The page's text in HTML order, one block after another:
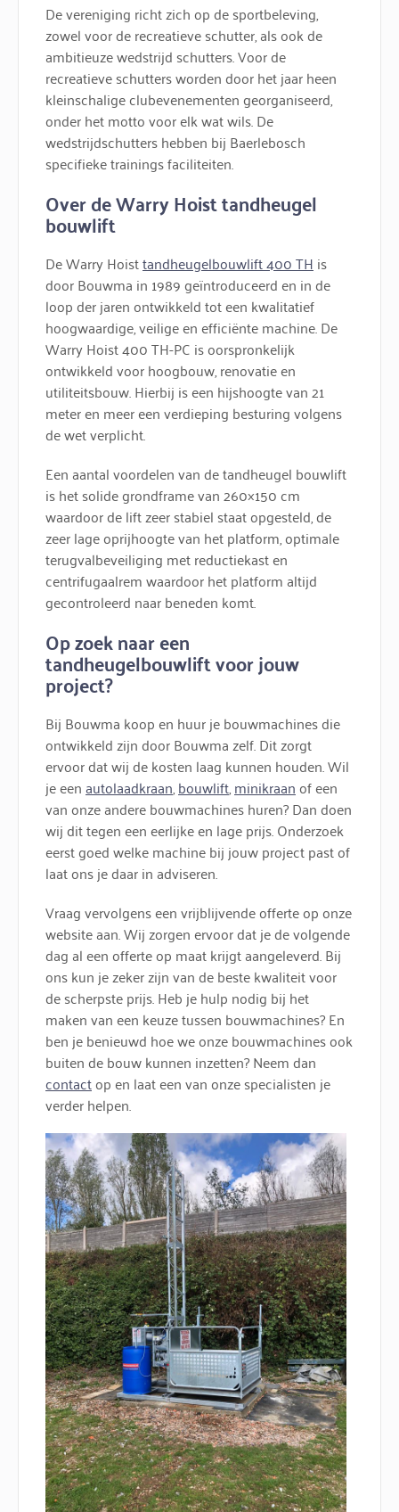
De vereniging richt zich op de sportbeleving,
zowel voor de recreatieve schutter, als ook de
ambitieuze wedstrijd schutters. Voor de
recreatieve schutters worden door het jaar heen
kleinschalige clubevenementen georganiseerd,
onder het motto voor elk wat wils. De
wedstrijdschutters hebben bij Baerlebosch
specifieke trainings faciliteiten.
Over de Warry Hoist tandheugel
bouwlift
De Warry Hoisttandheugelbouwlift 400 TH is
door Bouwma in 1989 geïntroduceerd en in de
loop der jaren ontwikkeld tot een kwalitatief
hoogwaardige, veilige en efficiënte machine. De
Warry Hoist 400 TH-PC is oorspronkelijk
ontwikkeld voor hoogbouw, renovatie en
utiliteitsbouw. Hierbij is een hijshoogte van 21
meter en meer een verdieping besturing volgens
de wet verplicht.
Een aantal voordelen van de tandheugel bouwlift
is het solide grondframe van 260×150 cm
waardoor de lift zeer stabiel staat opgesteld, de
zeer lage oprijhoogte van het platform, optimale
terugvalbeveiliging met reductiekast en
centrifugaalrem waardoor het platform altijd
gecontroleerd naar beneden komt.
Op zoek naar een
tandheugelbouwlift voor jouw
project?
Bij Bouwma koop en huur je bouwmachines die
ontwikkeld zijn door Bouwma zelf. Dit zorgt
ervoor dat wij de kosten laag kunnen houden. Wil
je eenautolaadkraan,bouwlift,minikraanof een
van onze andere bouwmachines huren? Dan doen
wij dit tegen een eerlijke en lage prijs. Onderzoek
eerst goed welke machine bij jouw project past of
laat ons je daar in adviseren.
Vraag vervolgens een vrijblijvende offerte op onze
website aan. Wij zorgen ervoor dat je de volgende
dag al een offerte op maat krijgt aangeleverd. Bij
ons kun je zeker zijn van de beste kwaliteit voor
de scherpste prijs. Heb je hulp nodig bij het
maken van een keuze tussen bouwmachines? En
ben je benieuwd hoe we onze bouwmachines ook
buiten de bouw kunnen inzetten? Neem dan
contactop en laat een van onze specialisten je
verder helpen.